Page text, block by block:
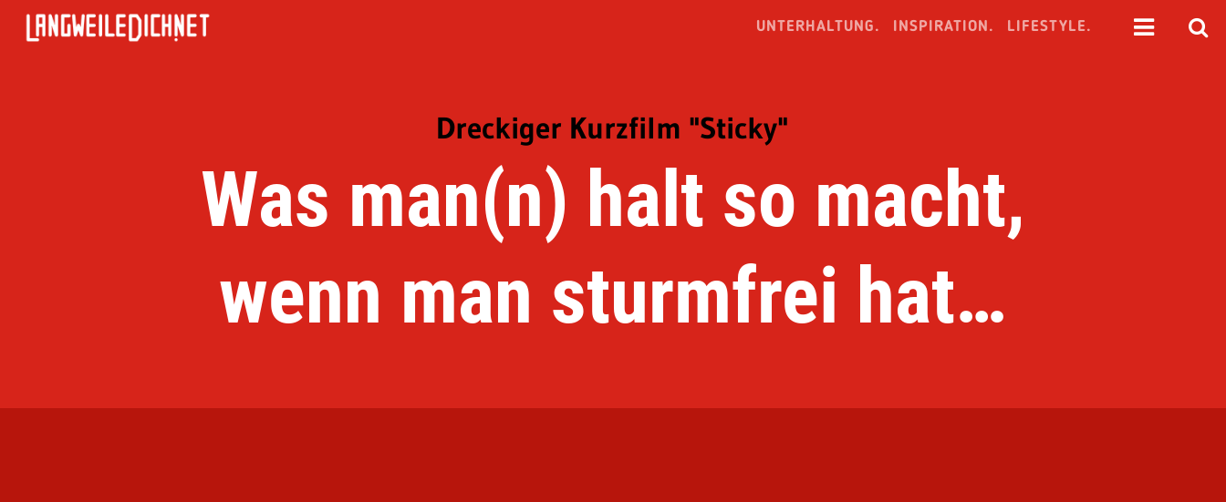
UNTERHALTUNG. INSPIRATION. LIFESTYLE.
Dreckiger Kurzfilm "Sticky"
Was man(n) halt so macht,
wenn man sturmfrei hat…